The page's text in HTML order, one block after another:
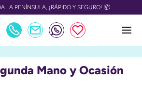
LA PENÍNSULA, ¡RÁPIDO Y SEGURO! 📦
Mano y Ocasión